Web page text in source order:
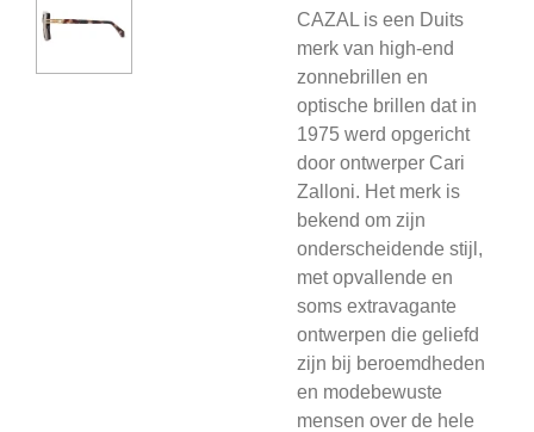
CAZAL is een Duits
merk van high-end
zonnebrillen en
optische brillen dat in
1975 werd opgericht
door ontwerper Cari
Zalloni. Het merk is
bekend om zijn
onderscheidende stijl,
met opvallende en
soms extravagante
ontwerpen die geliefd
zijn bij beroemdheden
en modebewuste
mensen over de hele